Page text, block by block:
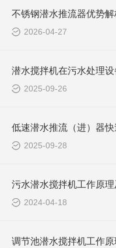
2026-04-27
2025-09-26
2025-09-28
2024-04-18